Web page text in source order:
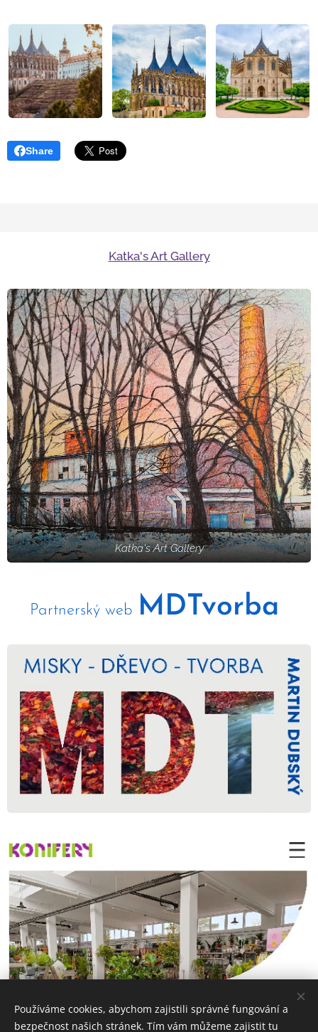
Share
Katka's Art Gallery
Katka's Art Gallery
Partnerský web MDTvorba
Používáme cookies, abychom zajistili správné fungování a
bezpečnost našich stránek. Tím vám můžeme zajistit tu